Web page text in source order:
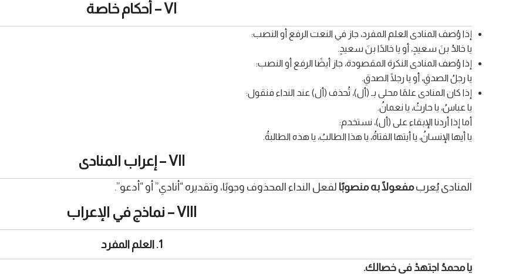
VI – أحكام خاصة
إذا وُصف المنادى العلم المفرد، جاز في النعت الرفع أو النصب:
يا خالدُ بنَ سعيدٍ، أو يا خالدًا بنَ سعيدٍ.
إذا وُصف المنادى النكرة المقصودة، جاز أيضًا الرفع أو النصب:
يا رجلُ الصدقِ، أو يا رجلًا الصدقِ.
إذا كان المنادى علمًا محلى بـ (أل)، تُحذف (أل) عند النداء فنقول:
يا عباسُ، يا حارثُ، يا نعمانُ.
أما إذا أردنا الإبقاء على (أل)، نستخدم:
يا أيها الإنسانُ، يا أيتها الفتاةُ، يا هذا الطالبُ، يا هذه الطالبةُ.
VII – إعراب المنادى
المنادى يُعربمفعولًا به منصوبًا لفعل النداء المحذوف وجوبًا، وتقديره “أنادي” أو “أدعو”.
VIII – نماذج في الإعراب
1. العلم المفرد
يا محمدُ اجتهدْ في خصالك.